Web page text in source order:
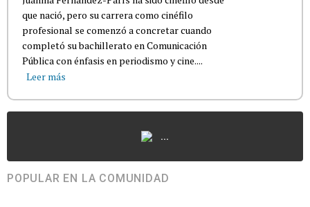
que nació, pero su carrera como cinéfilo
profesional se comenzó a concretar cuando
completó su bachillerato en Comunicación
Pública con énfasis en periodismo y cine....
Leer más
...
POPULAR EN LA COMUNIDAD